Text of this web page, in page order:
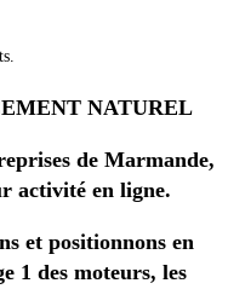
NATUREL
de Marmande,
activité en ligne.
et positionnons en
1 des moteurs, les